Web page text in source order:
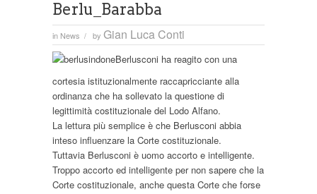
Berlu_Barabba
in News / by Gian Luca Conti
Berlusconi ha reagito con una
cortesia istituzionalmente raccapricciante alla
ordinanza che ha sollevato la questione di
legittimità costituzionale del Lodo Alfano.
La lettura più semplice è che Berlusconi abbia
inteso influenzare la Corte costituzionale.
Tuttavia Berlusconi è uomo accorto e intelligente.
Troppo accorto ed intelligente per non sapere che la
Corte costituzionale, anche questa Corte che forse